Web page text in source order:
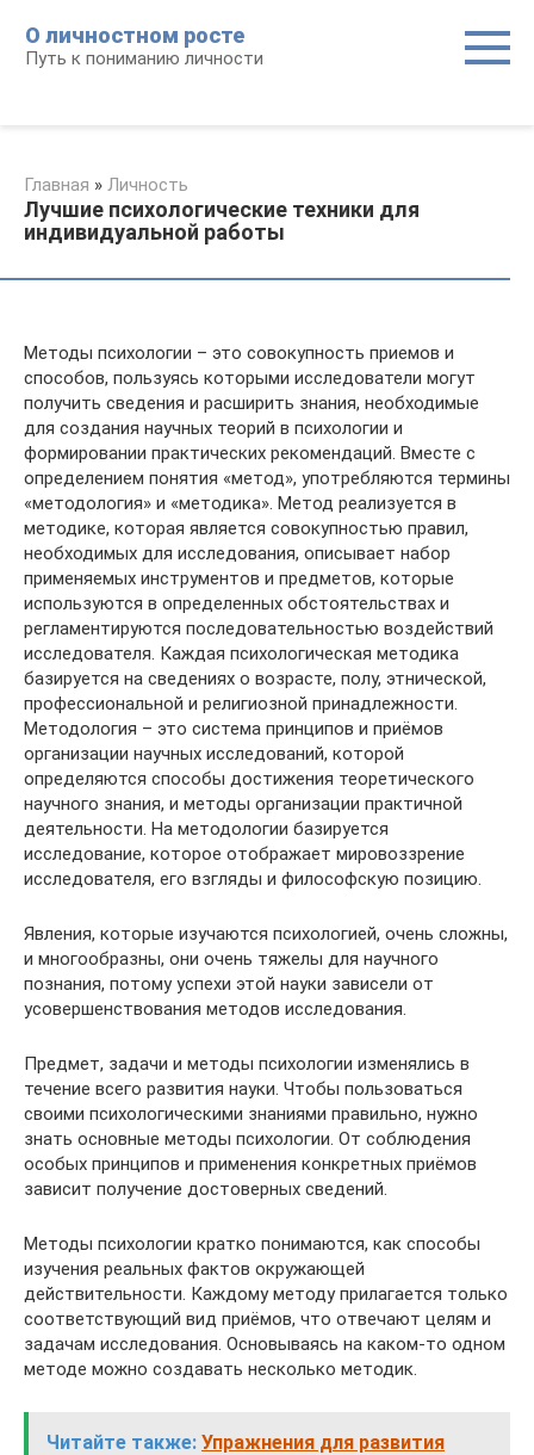
контенту
О личностном росте
Путь к пониманию личности
Главная » Личность
Лучшие психологические техники для
индивидуальной работы
Методы психологии – это совокупность приемов и
способов, пользуясь которыми исследователи могут
получить сведения и расширить знания, необходимые
для создания научных теорий в психологии и
формировании практических рекомендаций. Вместе с
определением понятия «метод», употребляются термины
«методология» и «методика». Метод реализуется в
методике, которая является совокупностью правил,
необходимых для исследования, описывает набор
применяемых инструментов и предметов, которые
используются в определенных обстоятельствах и
регламентируются последовательностью воздействий
исследователя. Каждая психологическая методика
базируется на сведениях о возрасте, полу, этнической,
профессиональной и религиозной принадлежности.
Методология – это система принципов и приёмов
организации научных исследований, которой
определяются способы достижения теоретического
научного знания, и методы организации практичной
деятельности. На методологии базируется
исследование, которое отображает мировоззрение
исследователя, его взгляды и философскую позицию.
Явления, которые изучаются психологией, очень сложны,
и многообразны, они очень тяжелы для научного
познания, потому успехи этой науки зависели от
усовершенствования методов исследования.
Предмет, задачи и методы психологии изменялись в
течение всего развития науки. Чтобы пользоваться
своими психологическими знаниями правильно, нужно
знать основные методы психологии. От соблюдения
особых принципов и применения конкретных приёмов
зависит получение достоверных сведений.
Методы психологии кратко понимаются, как способы
изучения реальных фактов окружающей
действительности. Каждому методу прилагается только
соответствующий вид приёмов, что отвечают целям и
задачам исследования. Основываясь на каком-то одном
методе можно создавать несколько методик.
Читайте также: Упражнения для развития